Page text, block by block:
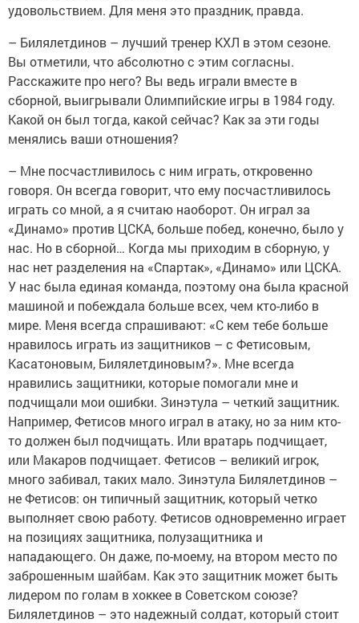
удовольствием. Для меня это праздник, правда.
– Билялетдинов – лучший тренер КХЛ в этом сезоне.
Вы отметили, что абсолютно с этим согласны.
Расскажите про него? Вы ведь играли вместе в
сборной, выигрывали Олимпийские игры в 1984 году.
Какой он был тогда, какой сейчас? Как за эти годы
менялись ваши отношения?
– Мне посчастливилось с ним играть, откровенно
говоря. Он всегда говорит, что ему посчастливилось
играть со мной, а я считаю наоборот. Он играл за
«Динамо» против ЦСКА, больше побед, конечно, было у
нас. Но в сборной… Когда мы приходим в сборную, у
нас нет разделения на «Спартак», «Динамо» или ЦСКА.
У нас была единая команда, поэтому она была красной
машиной и побеждала больше всех, чем кто-либо в
мире. Меня всегда спрашивают: «С кем тебе больше
нравилось играть из защитников – с Фетисовым,
Касатоновым, Билялетдиновым?». Мне всегда
нравились защитники, которые помогали мне и
подчищали мои ошибки. Зинэтула – четкий защитник.
Например, Фетисов много играл в атаку, но за ним кто-
то должен был подчищать. Или вратарь подчищает,
или Макаров подчищает. Фетисов – великий игрок,
много забивал, таких мало. Зинэтула Билялетдинов –
не Фетисов: он типичный защитник, который четко
выполняет свою работу. Фетисов одновременно играет
на позициях защитника, полузащитника и
нападающего. Он даже, по-моему, на втором место по
заброшенным шайбам. Как это защитник может быть
лидером по голам в хоккее в Советском союзе?
Билялетдинов – это надежный солдат, который стоит